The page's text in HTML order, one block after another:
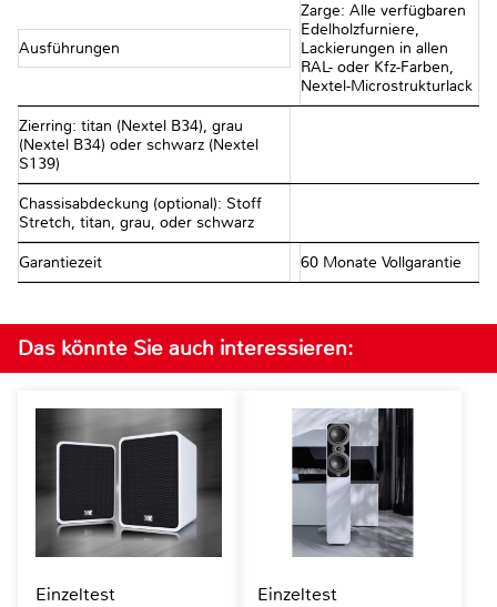
Ausführungen
Zarge: Alle verfügbaren
Edelholzfurniere,
Lackierungen in allen
RAL- oder Kfz-Farben,
Nextel-Microstrukturlack
Zierring: titan (Nextel B34), grau
(Nextel B34) oder schwarz (Nextel
S139)
Chassisabdeckung (optional): Stoff
Stretch, titan, grau, oder schwarz
Garantiezeit 60 Monate Vollgarantie
Das könnte Sie auch interessieren:
Einzeltest
Einzeltest